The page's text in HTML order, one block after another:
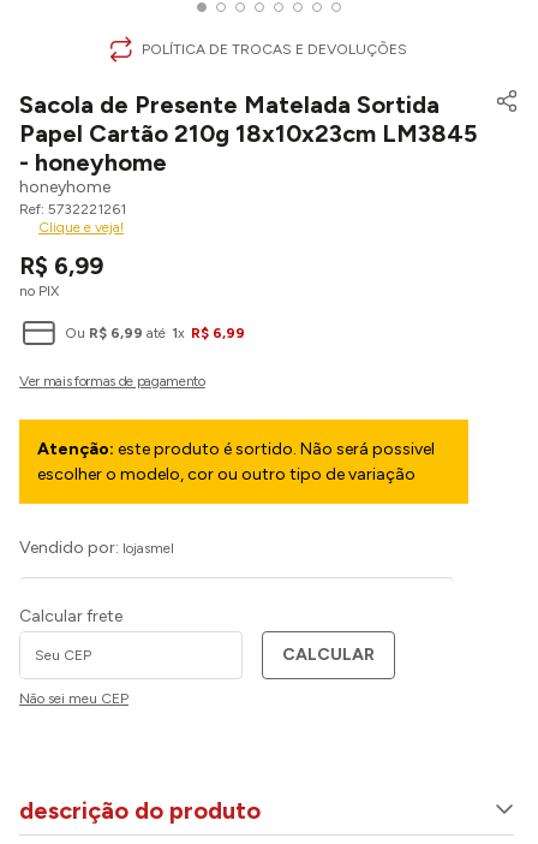
POLÍTICA DE TROCAS E DEVOLUÇÕES
Sacola de Presente Matelada Sortida
Papel Cartão 210g 18x10x23cm LM3845
- honeyhome
honeyhome
5732221261
Clique e veja!
R$ 6,99
no PIX
Ou R$ 6,99 até 1x R$ 6,99
Atenção: este produto é sortido. Não será possivel
escolher o modelo, cor ou outro tipo de variação
Vendido por: lojasmel
Calcular frete
CALCULAR
Não sei meu CEP
descrição do produto